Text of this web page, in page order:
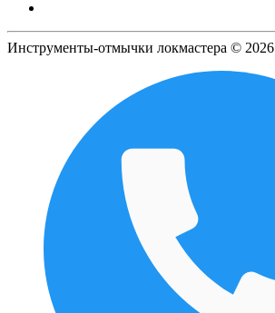
Инструменты-отмычки локмастера © 2026